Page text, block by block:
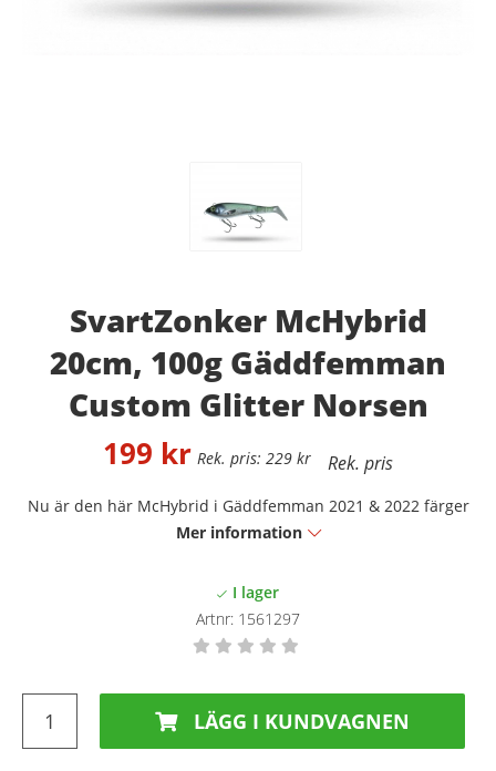
SvartZonker McHybrid
20cm, 100g Gäddfemman
Custom Glitter Norsen
229 kr
199 kr
Nu är den här McHybrid i Gäddfemman 2021 & 2022 färger
Mer information
Artnr: 1561297
LÄGG I KUNDVAGNEN